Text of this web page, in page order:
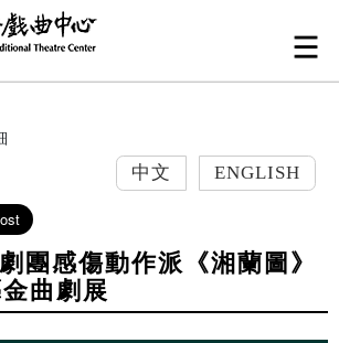
中文 ENGLISH
團感傷動作派《湘蘭圖》
金曲劇展